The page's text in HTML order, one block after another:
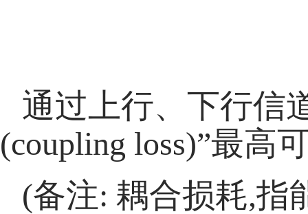
通过上行、下行信
(coupling loss)”最高
(备注: 耦合损耗,指